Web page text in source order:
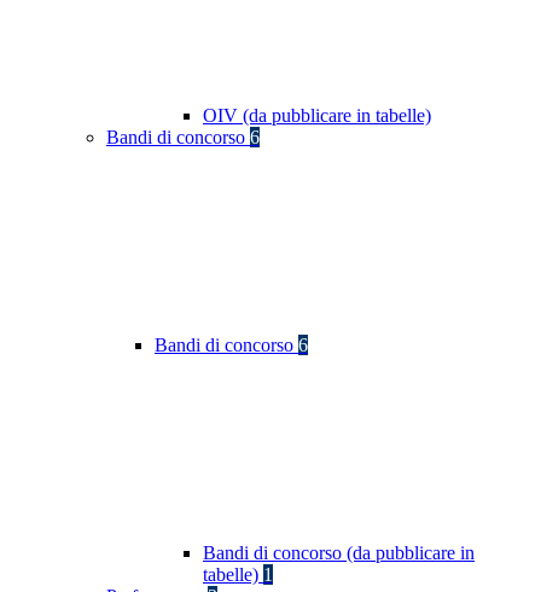
OIV (da pubblicare in tabelle)
Bandi di concorso 6
Bandi di concorso 6
Bandi di concorso (da pubblicare in
tabelle) 1